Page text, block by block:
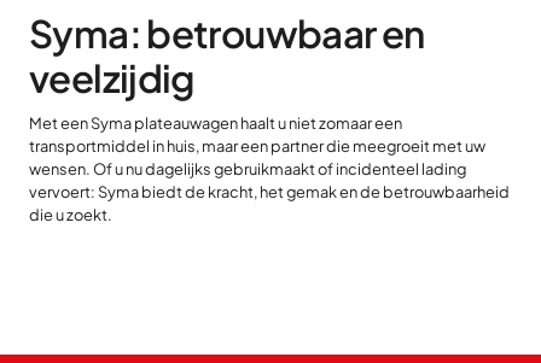
Syma: betrouwbaar en
veelzijdig
Met een Syma plateauwagen haalt u niet zomaar een
transportmiddel in huis, maar een partner die meegroeit met uw
wensen. Of u nu dagelijks gebruikmaakt of incidenteel lading
vervoert: Syma biedt de kracht, het gemak en de betrouwbaarheid
die u zoekt.